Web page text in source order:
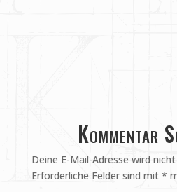
Kommentar
Deine E-Mail-Adresse wird
Erforderliche Felder sind mit *